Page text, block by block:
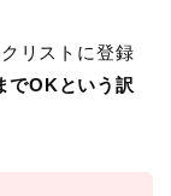
リストに登録
でOKという訳